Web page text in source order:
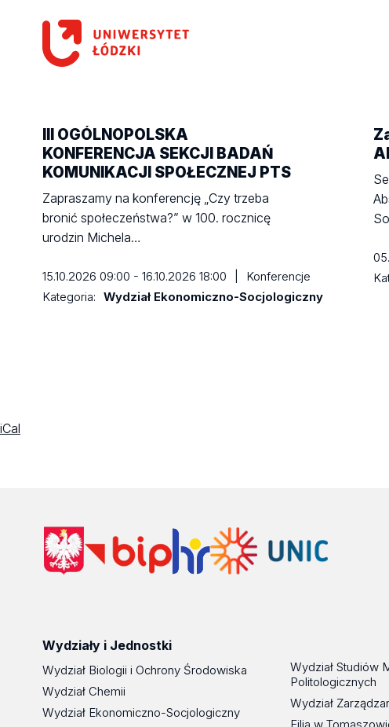
III OGÓLNOPOLSKA
KONFERENCJA SEKCJI
BADAŃ
KOMUNIKACJI SPOŁECZNEJ PTS
Zapraszamy na konferencję „Czy trzeba
bronić społeczeństwa?” w 100. rocznicę
urodzin Michela…
15.10.2026 09:00 - 16.10.2026 18:00
Konferencje
Kategoria: Wydział Ekonomiczno-Socjologiczny
iCal
Wydziały i Jednostki
Wydział Biologii i Ochrony Środowiska
Wydział Chemii
Wydział Ekonomiczno-Socjologiczny
Wydział Studiów
Politologicznych
Wydział